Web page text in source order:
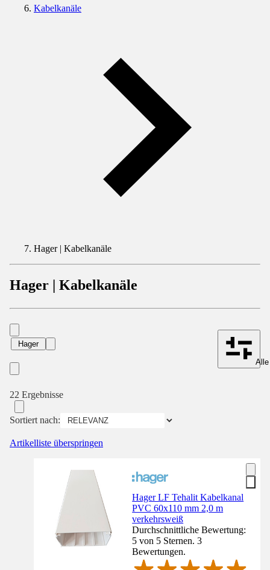
Kabelkanäle
Hager | Kabelkanäle
Hager | Kabelkanäle
Hager
22 Ergebnisse
Sortiert nach:
Artikelliste überspringen
Hager LF Tehalit Kabelkanal
PVC 60x110 mm 2,0 m
verkehrsweiß
Durchschnittliche Bewertung:
5 von 5 Sternen. 3
Bewertungen.